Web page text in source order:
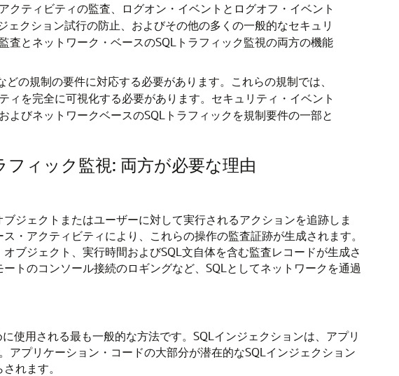
ティビティの監査、ログオン・イベントとログオフ・イベント
クション試行の防止、およびその他の多くの一般的なセキュリ
とネットワーク・ベースのSQLトラフィック監視の両方の機能
の規制の要件に対応する必要があります。これらの規制では、
を完全に可視化する必要があります。セキュリティ・イベント
びネットワークベースのSQLトラフィックを規制要件の一部と
ィック監視: 両方が必要な理由
ジェクトまたはユーザーに対して実行されるアクションを追跡しま
・アクティビティにより、これらの操作の監査証跡が生成されます。
ブジェクト、実行時間およびSQL文自体を含む監査レコードが生成さ
トのコンソール接続のロギングなど、SQLとしてネットワークを通過
使用される最も一般的な方法です。SQLインジェクションは、アプリ
プリケーション・コードの大部分が潜在的なSQLインジェクション
れます。